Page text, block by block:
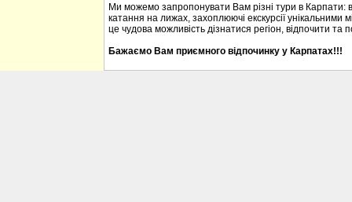
Ми можемо запропонувати Вам різні тури в Карпати:
катання на лижах, захоплюючі екскурсії
це чудова можливість дізнатися регіон, відпочити та
Бажаємо Вам приємного відпочинку у Карпатах!!!